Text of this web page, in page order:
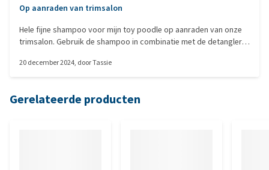
Op aanraden van trimsalon
Hele fijne shampoo voor mijn toy poodle op aanraden van onze
trimsalon. Gebruik de shampoo in combinatie met de detangler
20 december 2024, doorTassie
Gerelateerde producten